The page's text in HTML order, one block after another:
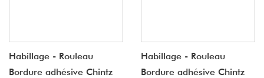
Habillage - Rouleau
Bordure adhésive Chintz
Habillage - Rouleau
Bordure adhésive Chintz